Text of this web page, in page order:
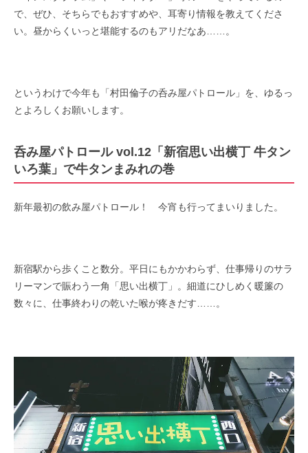
で、ぜひ、そちらでもおすすめや、耳寄り情報を教えてくださ
い。昼からくいっと堪能するのもアリだなあ……。
というわけで今年も「村田倫子の呑み屋パトロール」を、ゆるっ
とよろしくお願いします。
呑み屋パトロール vol.12「新宿思い出横丁 牛タン
いろ葉」で牛タンまみれの巻
新年最初の飲み屋パトロール！ 今宵も行ってまいりました。
新宿駅から歩くこと数分。平日にもかかわらず、仕事帰りのサラ
リーマンで賑わう一角「思い出横丁」。細道にひしめく暖簾の
数々に、仕事終わりの乾いた喉が疼きだす……。